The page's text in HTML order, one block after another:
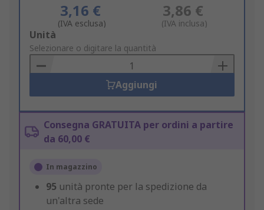
3,16 €
(IVA esclusa)
3,86 €
(IVA inclusa)
Add
to
Basket
Unità
Selezionare o digitare la quantità
Aggiungi
Consegna GRATUITA per ordini a partire
da 60,00 €
In magazzino
95 unità pronte per la spedizione da
un'altra sede